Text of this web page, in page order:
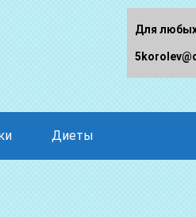
Диеты
Для